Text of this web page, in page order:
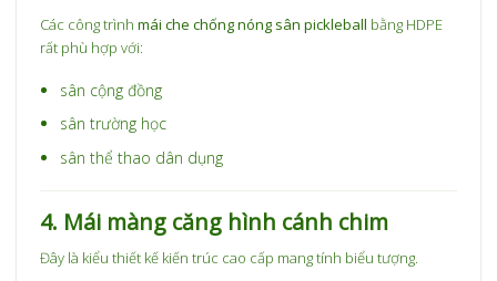
Các công trìnhmái che chống nóng sân pickleball bằng HDPE
rất phù hợp với:
sân cộng đồng
sân trường học
sân thể thao dân dụng
4. Mái màng căng hình cánh chim
Đây là kiểu thiết kế kiến trúc cao cấp mang tính biểu tượng.